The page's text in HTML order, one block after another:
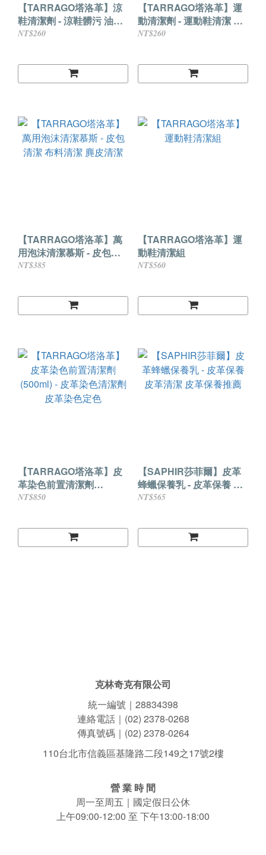
【TARRAGO塔洛革】涼
鞋清潔劑 - 涼鞋髒污 油垢
涼鞋趾印
NT$260
【TARRAGO塔洛革】運
動清潔劑 - 運動鞋清潔 網
狀運動鞋清潔 運動鞋清潔
NT$260
【TARRAGO塔洛革】萬
用泡沫清潔慕斯 - 皮包清
NT$385
【TARRAGO塔洛革】運
動鞋清潔組
NT$560
【TARRAGO塔洛革】皮
革染色前置清潔劑
(500ml) - 皮革染色清潔劑
NT$850
【SAPHIR莎菲爾】皮革
蜂蠟保養乳 - 皮革保養 皮
NT$565
克林奇克有限公司
統一編號｜28834398
連絡電話｜(02) 2378-0268
傳真號碼｜(02) 2378-0264
110台北市信義區基隆路二段149之17號2樓
營 業 時 間
周一至周五｜國定假日公休
上午09:00-12:00 至 下午13:00-18:00